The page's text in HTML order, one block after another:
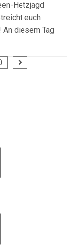
Hetzjagd
euch
An diesem Tag